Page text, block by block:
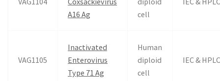
A16 Ag
cell
VAG1105
Inactivated
Enterovirus
Type 71 Ag
Human
diploid
cell
IEC &